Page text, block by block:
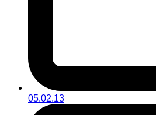
05.02.13